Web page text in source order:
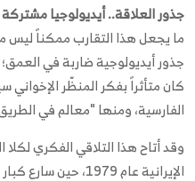
جذور العلاقة.. أيديولوجيا
ما يجعل هذا التقارب ممكناً ليس
جذور أيديولوجية ضاربة في
كان متأثراً بفكر المنظّر
الفارسية، ومنها "معالم في
وقد أتاح هذا التلاقي الفكري لكلا
الإيرانية عام 1979،